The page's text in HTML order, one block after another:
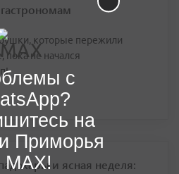
которые пережили
пока не начался
жары и ясная неделя:
с
на
Приморья
MAX!